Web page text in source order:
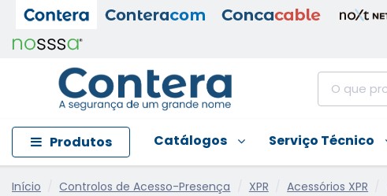
Produtos Catálogos Serviço Técnico
Início Controlos de Acesso-Presença XPR Acessórios XPR